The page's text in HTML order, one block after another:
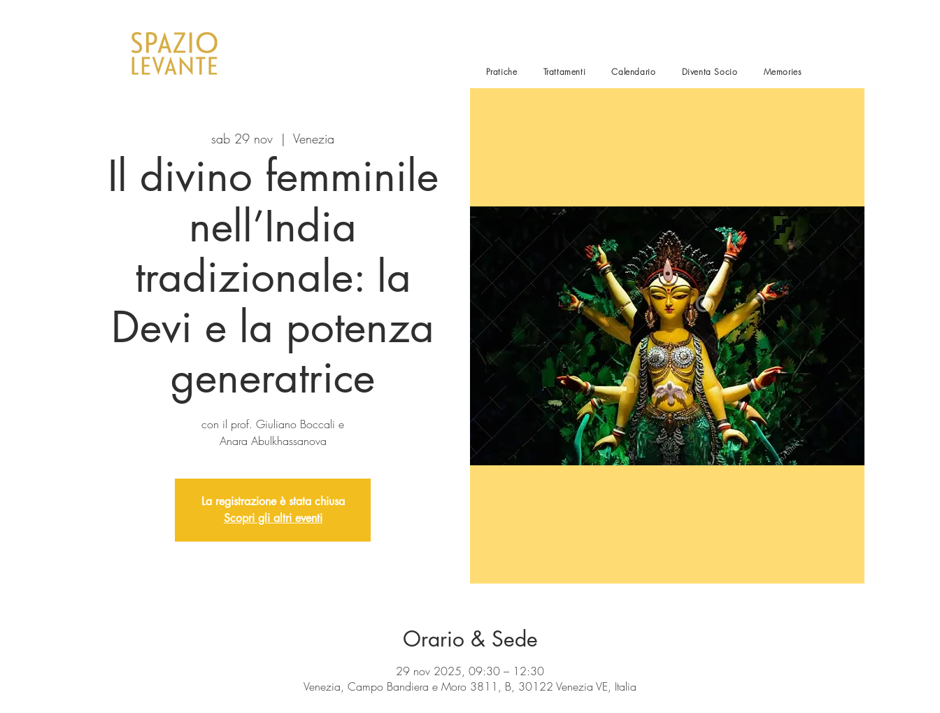
Pratiche Trattamenti Calendario Diventa Socio Memories
sab 29 nov
  |
Venezia
Il divino femminile
nell’India
tradizionale: la
Devi e la potenza
generatrice
con il prof. Giuliano Boccali e
Anara Abulkhassanova
La registrazione è stata chiusa
Scopri gli altri eventi
Orario & Sede
29 nov 2025, 09:30 – 12:30
Venezia, Campo Bandiera e Moro 3811, B, 30122 Venezia VE, Italia